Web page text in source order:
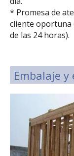
* Promesa de
cliente oportuna
de las 24 horas).
Embalaje y